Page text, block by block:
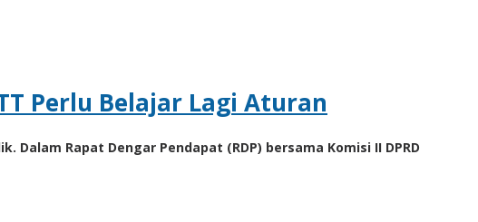
Perlu Belajar Lagi Aturan
Rapat Dengar Pendapat (RDP) bersama Komisi II DPRD